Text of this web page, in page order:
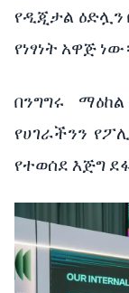
የዲጂታል ዕድሏን
የነፃነት አዋጅ
በንግግሩ ማዕከል
የሀገራችንን
የተወሰደ እጅግ